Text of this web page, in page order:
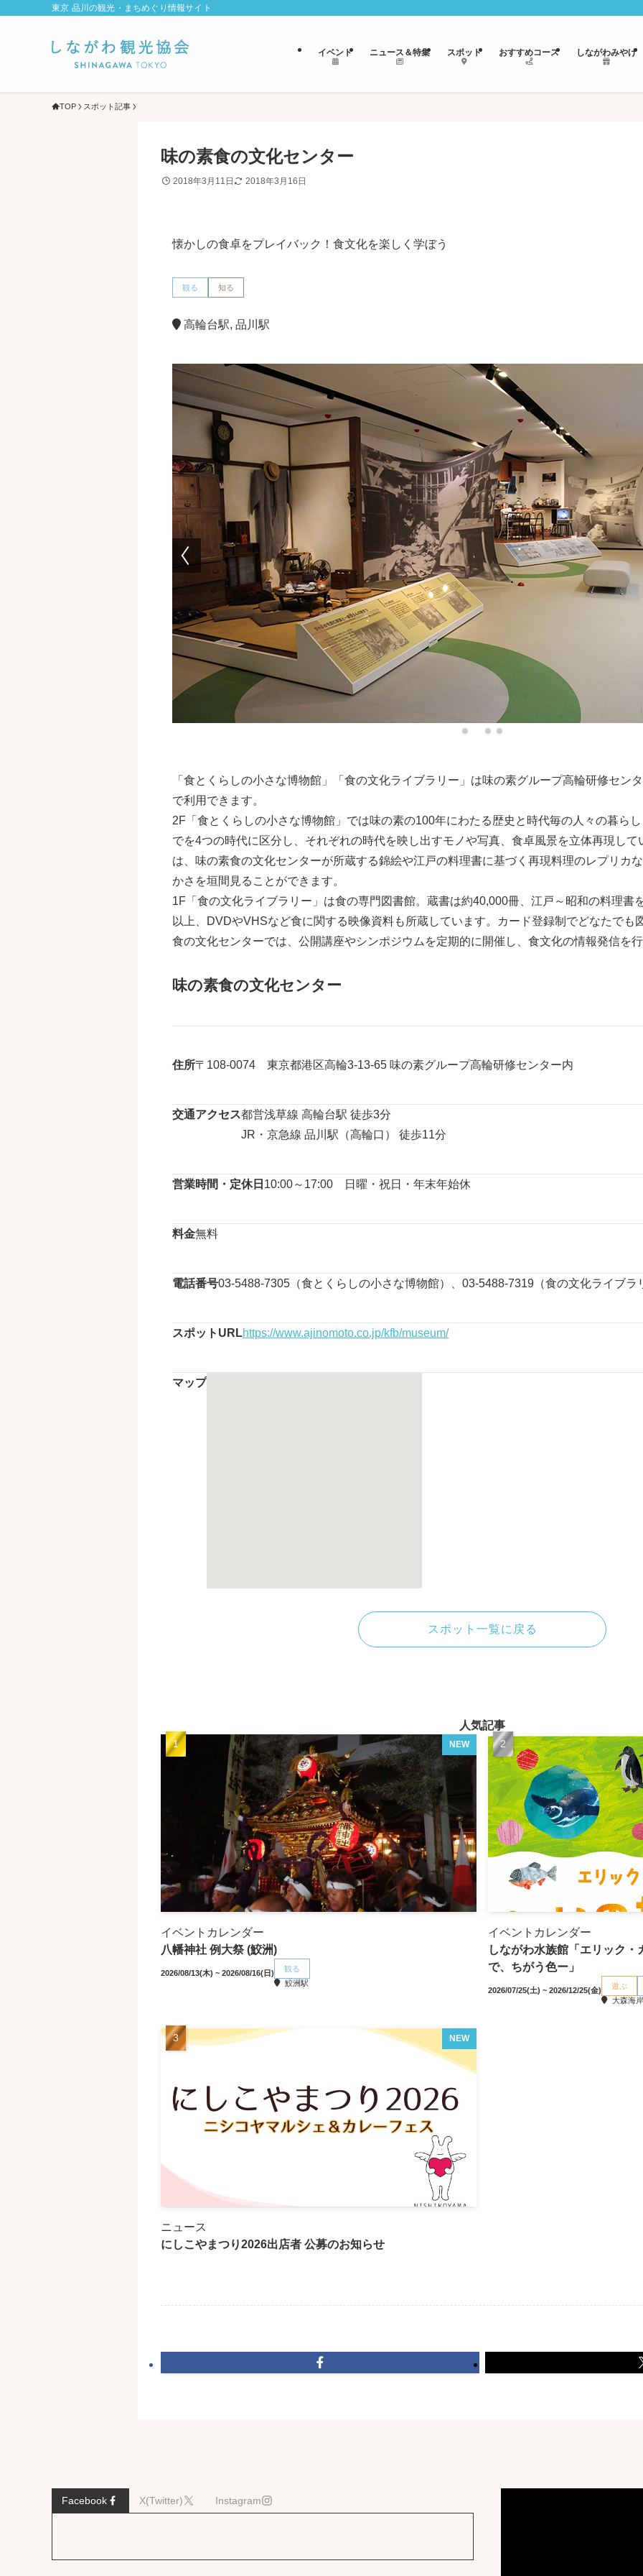
東京 品川の観光・まちめぐり情報サイト
イベント ニュース＆特集 スポット おすすめコース しながわみやげ
TOP スポット記事
味の素食の文化センター
2018年3月11日 2018年3月16日
懐かしの食卓をプレイバック！食文化を楽しく学ぼう
観る 知る
高輪台駅, 品川駅
「食とくらしの小さな博物館」「食の文化ライブラリー」は味の素グループ高輪研修セン
で利用できます。
2F「食とくらしの小さな博物館」では味の素の100年にわたる歴史と時代毎の人々の暮ら
でを4つの時代に区分し、それぞれの時代を映し出すモノや写真、食卓風景を立体再現し
は、味の素食の文化センターが所蔵する錦絵や江戸の料理書に基づく再現料理のレプリカ
かさを垣間見ることができます。
1F「食の文化ライブラリー」は食の専門図書館。蔵書は約40,000冊、江戸～昭和の料理書
以上、DVDやVHSなど食に関する映像資料も所蔵しています。カード登録制でどなたでも
食の文化センターでは、公開講座やシンポジウムを定期的に開催し、食文化の情報発信を
味の素食の文化センター
住所〒108-0074 東京都港区高輪3-13-65 味の素グループ高輪研修センター内
交通アクセス都営浅草線 高輪台駅 徒歩3分
JR・京急線 品川駅（高輪口） 徒歩11分
営業時間・定休日 10:00～17:00 日曜・祝日・年末年始休
料金無料
電話番号03-5488-7305（食とくらしの小さな博物館）、03-5488-7319（食の文化ライブラ
スポットURLhttps://www.ajinomoto.co.jp/kfb/museum/
マップ
スポット一覧に戻る
人気記事
NEW
イベントカレンダー
八幡神社 例大祭 (鮫洲)
2026/08/13(木) ~ 2026/08/16(日)
観る
鮫洲駅
イベントカレンダー
しながわ水族館「エリック
で、ちがう色ー」
2026/07/25(土) ~ 2026/12/25(金)
遊ぶ
大森海
NEW
ニュース
にしこやまつり2026出店者 公募のお知らせ
Facebook X(Twitter) Instagram